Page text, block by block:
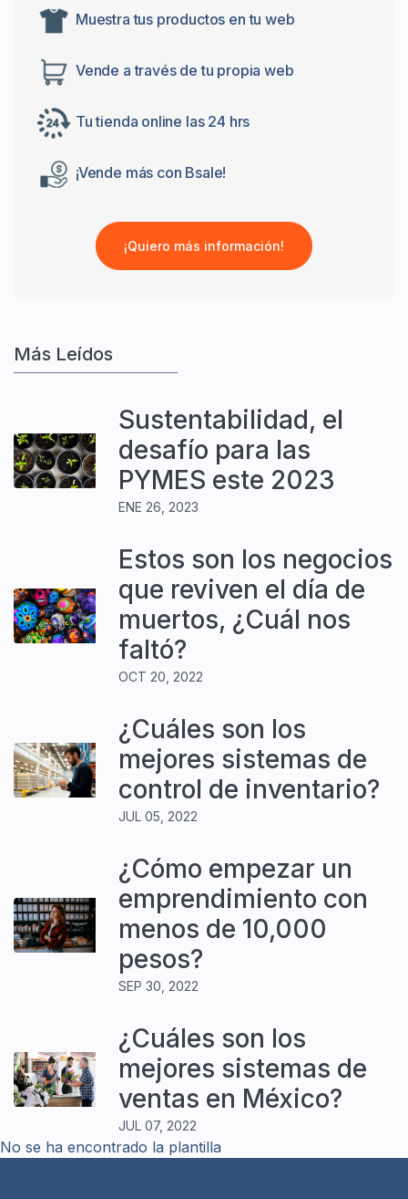
Muestra tus productos en tu web
Vende a través de tu propia web
Tu tienda online las 24 hrs
¡Vende más con Bsale!
¡Quiero más información!
Más Leídos
Sustentabilidad, el
desafío para las
PYMES este 2023
ENE 26, 2023
Estos son los negocios
que reviven el día de
muertos, ¿Cuál nos
faltó?
OCT 20, 2022
¿Cuáles son los
mejores sistemas de
control de inventario?
JUL 05, 2022
¿Cómo empezar un
emprendimiento con
menos de 10,000
pesos?
SEP 30, 2022
¿Cuáles son los
mejores sistemas de
ventas en México?
JUL 07, 2022
No se ha encontrado la plantilla